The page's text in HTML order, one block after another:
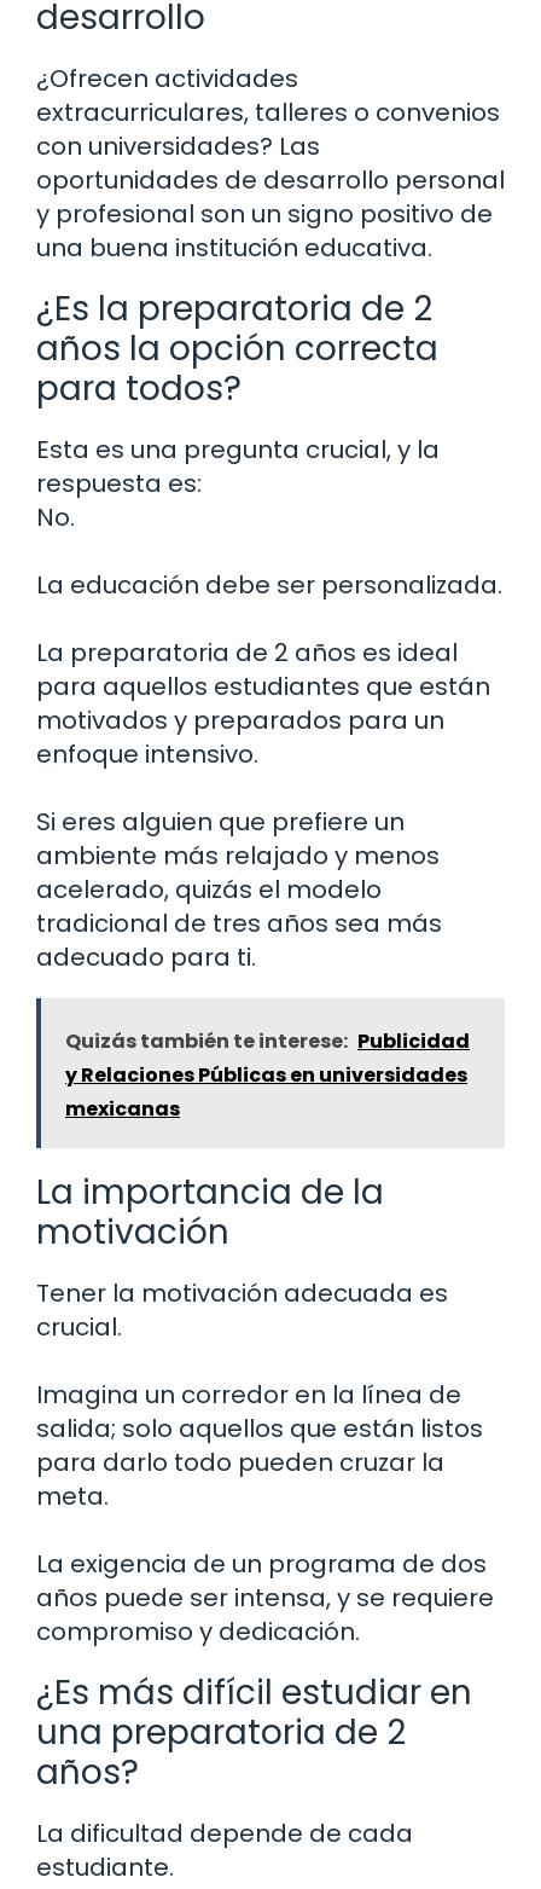
desarrollo
¿Ofrecen actividades
extracurriculares, talleres o convenios
con universidades? Las
oportunidades de desarrollo personal
y profesional son un signo positivo de
una buena institución educativa.
¿Es la preparatoria de 2
años la opción correcta
para todos?
Esta es una pregunta crucial, y la
respuesta es:
No.
La educación debe ser personalizada.
La preparatoria de 2 años es ideal
para aquellos estudiantes que están
motivados y preparados para un
enfoque intensivo.
Si eres alguien que prefiere un
ambiente más relajado y menos
acelerado, quizás el modelo
tradicional de tres años sea más
adecuado para ti.
Quizás también te interese: Publicidad
y Relaciones Públicas en universidades
mexicanas
La importancia de la
motivación
Tener la motivación adecuada es
crucial.
Imagina un corredor en la línea de
salida; solo aquellos que están listos
para darlo todo pueden cruzar la
meta.
La exigencia de un programa de dos
años puede ser intensa, y se requiere
compromiso y dedicación.
¿Es más difícil estudiar en
una preparatoria de 2
años?
La dificultad depende de cada
estudiante.